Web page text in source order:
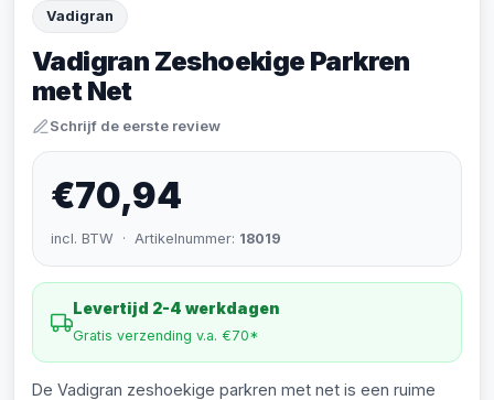
Vadigran
Vadigran Zeshoekige Parkren
met Net
Schrijf de eerste review
€70,94
incl. BTW · Artikelnummer: 18019
Levertijd 2-4 werkdagen
Gratis verzending v.a. €70*
De Vadigran zeshoekige parkren met net is een ruime